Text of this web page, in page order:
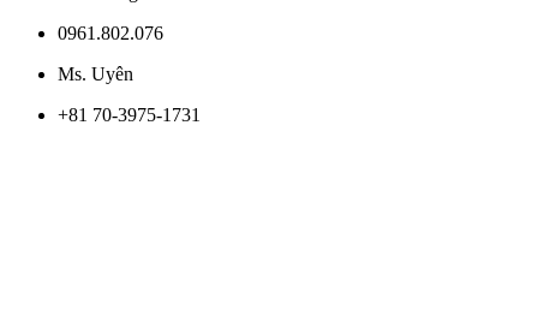
0961.802.076
Ms. Uyên
+81 70-3975-1731